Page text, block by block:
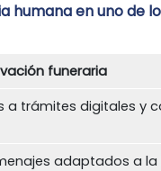
humana en uno de
funeraria
a trámites digitales y
adaptados a la